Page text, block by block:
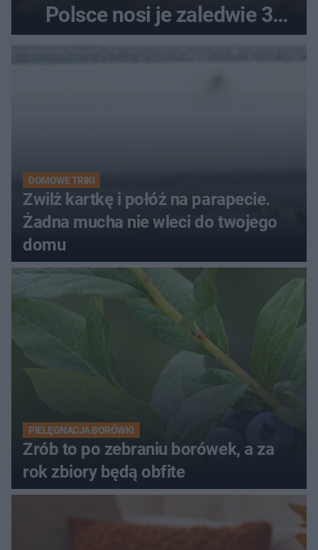
Polsce nosi je zaledwie 3
DOMOWE TRIKI
Zwilż kartkę i połóż na parapecie.
Żadna mucha nie wleci do twojego
domu
PIELĘGNACJA BORÓWKI
Zrób to po zebraniu borówek, a za
rok zbiory będą obfite